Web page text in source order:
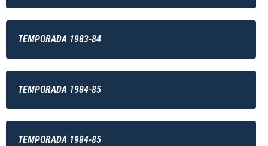
TEMPORADA 1983-84
TEMPORADA 1984-85
TEMPORADA 1984-85